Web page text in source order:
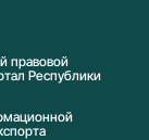
правовой
Республики